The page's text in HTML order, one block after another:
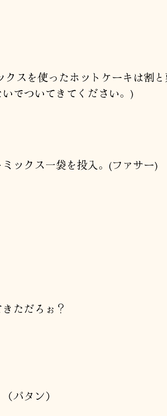
スを使ったホットケーキは割
でついてきてください。)
ックス一袋を投入。(ファサー)
ただろぉ？
パタン）